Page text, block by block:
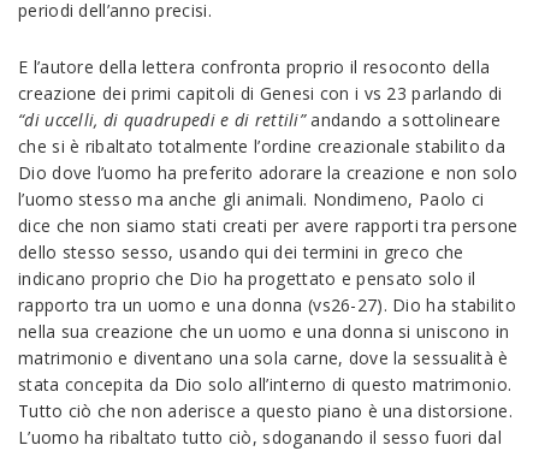
periodi dell’anno precisi.
E l’autore della lettera confronta proprio il resoconto della
creazione dei primi capitoli di Genesi con i vs 23 parlando di
“di uccelli, di quadrupedi e di rettili”andando a sottolineare
che si è ribaltato totalmente l’ordine creazionale stabilito da
Dio dove l’uomo ha preferito adorare la creazione e non solo
l’uomo stesso ma anche gli animali. Nondimeno, Paolo ci
dice che non siamo stati creati per avere rapporti tra persone
dello stesso sesso, usando qui dei termini in greco che
indicano proprio che Dio ha progettato e pensato solo il
rapporto tra un uomo e una donna (vs26-27). Dio ha stabilito
nella sua creazione che un uomo e una donna si uniscono in
matrimonio e diventano una sola carne, dove la sessualità è
stata concepita da Dio solo all’interno di questo matrimonio.
Tutto ciò che non aderisce a questo piano è una distorsione.
L’uomo ha ribaltato tutto ciò, sdoganando il sesso fuori dal